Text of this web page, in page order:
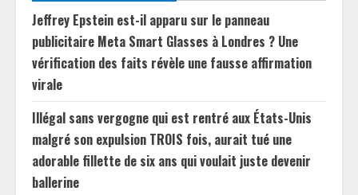
Jeffrey Epstein est-il apparu sur le panneau
publicitaire Meta Smart Glasses à Londres ? Une
vérification des faits révèle une fausse affirmation
virale
Illégal sans vergogne qui est rentré aux États-Unis
malgré son expulsion TROIS fois, aurait tué une
adorable fillette de six ans qui voulait juste devenir
ballerine